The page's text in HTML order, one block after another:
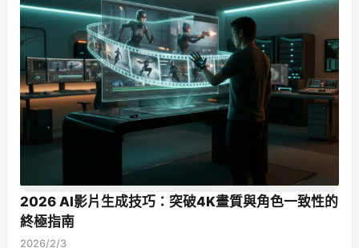
2026 AI影片生成技巧：突破4K畫質與角色一致性的
終極指南
2026/2/3